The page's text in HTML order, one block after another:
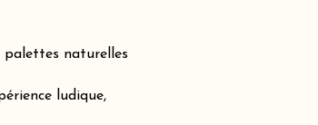
palettes naturelles
ludique,